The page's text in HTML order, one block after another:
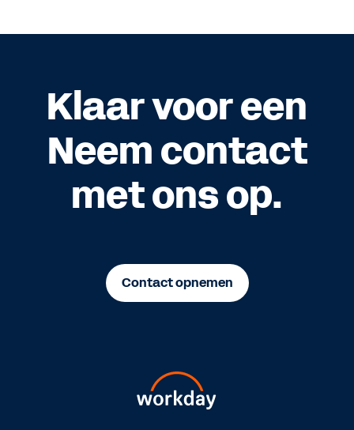
Klaar voor een
Neem contact
met ons op.
Contact opnemen